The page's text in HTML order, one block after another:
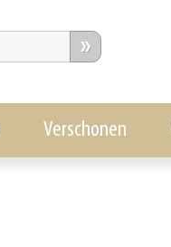
»
Verschonen